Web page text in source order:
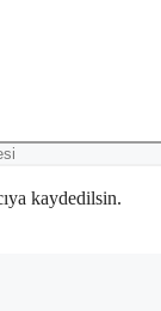
kaydedilsin.